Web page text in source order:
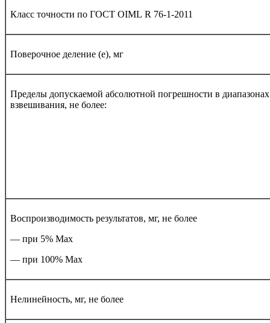
Класс точности по ГОСТ OIML R 76-1-2011
Поверочное деление (е), мг
Пределы допускаемой абсолютной погрешности в диапазонах
взвешивания, не более:
Воспроизводимость результатов, мг, не более
— при 5% Мах
— при 100% Мах
Нелинейность, мг, не более